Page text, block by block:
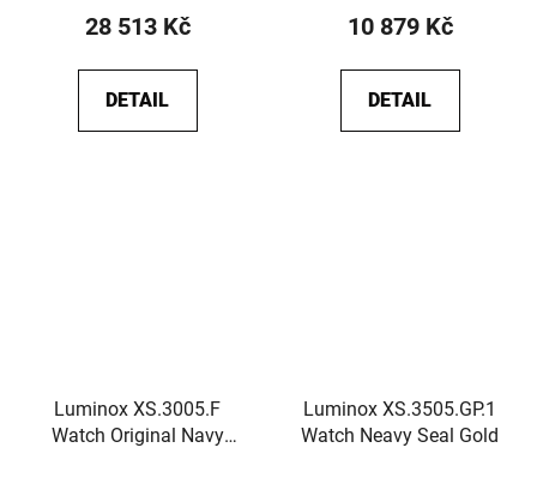
28 513 Kč
DETAIL
10 879 Kč
DETAIL
Luminox XS.3005.F
Watch Original Navy
Luminox XS.3505.GP.1
Watch Neavy Seal Gold